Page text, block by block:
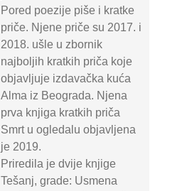
Pored poezije piše i kratke
priče. Njene priče su 2017. i
2018. ušle u zbornik
najboljih kratkih priča koje
objavljuje izdavačka kuća
Alma iz Beograda. Njena
prva knjiga kratkih priča
Smrt u ogledalu objavljena
je 2019.
Priredila je dvije knjige
Tešanj, grade: Usmena